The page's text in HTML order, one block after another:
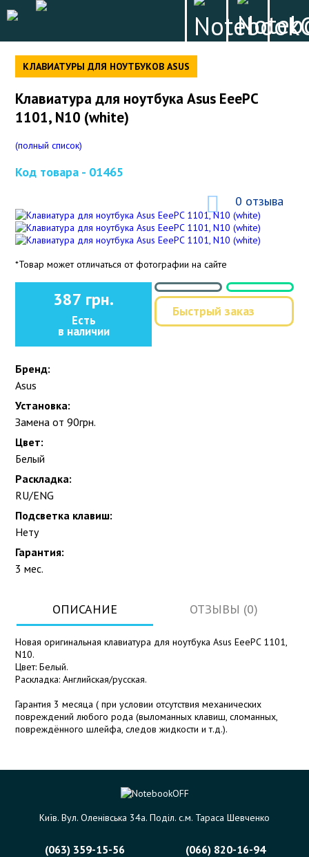
КЛАВИАТУРЫ ДЛЯ НОУТБУКОВ ASUS
Клавиатура для ноутбука Asus EeePC
1101, N10 (white)
(полный список)
Код товара - 01465
0 отзыва
*Товар может отличаться от фотографии на сайте
387 грн.
Есть
в наличии
Быстрый заказ
Бренд:
Asus
Установка:
Замена от 90грн.
Цвет:
Белый
Раскладка:
RU/ENG
Подсветка клавиш:
Нету
Гарантия:
3 мес.
ОПИСАНИЕ ОТЗЫВЫ (0)
Новая оригинальная клавиатура для ноутбука Asus EeePC 1101,
N10.
Цвет: Белый.
Раскладка: Английская/русская.
Гарантия 3 месяца ( при условии отсутствия механических
повреждений любого рода (выломанных клавиш, сломанных,
повреждённого шлейфа, следов жидкости и т.д.).
Київ. Вул. Оленівська 34а. Поділ. с.м. Тараса Шевченко
(063) 359-15-56
(066) 820-16-94